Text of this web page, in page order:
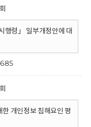
행령」 일부개정안에 대
개인정보 침해요인 평